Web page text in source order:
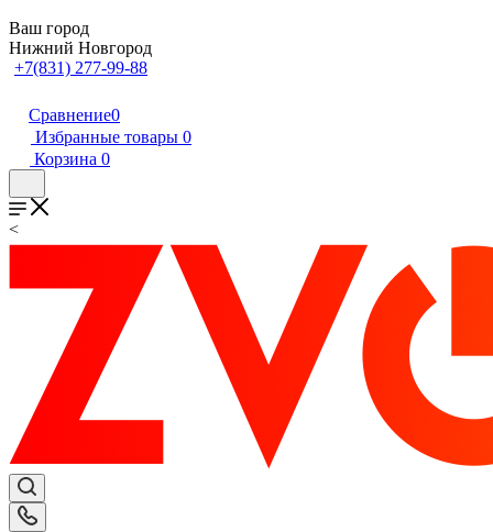
Ваш город
Нижний Новгород
+7(831) 277-99-88
Сравнение0
Избранные товары 0
Корзина 0
<